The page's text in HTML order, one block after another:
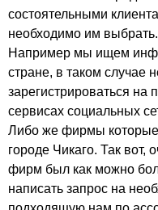
состоятельными
необходимо им выбрать.
Например мы ищем
стране, в таком случае
зарегистрироваться на
сервисах социальных
Либо же фирмы которые
городе Чикаго. Так вот,
фирм был как можно
написать запрос на